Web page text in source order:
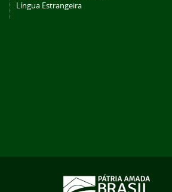
Língua Estrangeira